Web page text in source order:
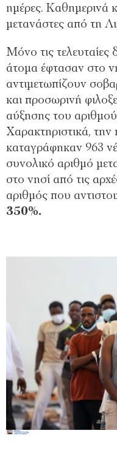
ημέρες. Καθημερινά
μετανάστες από τη
Μόνο τις
άτομα έφτασαν στο
αντιμετωπίζουν
και προσωρινή
αύξησης του
Χαρακτηριστικά,
καταγράφηκαν 963
συνολικό αριθμό
στο νησί από τις
αριθμός που
350%.